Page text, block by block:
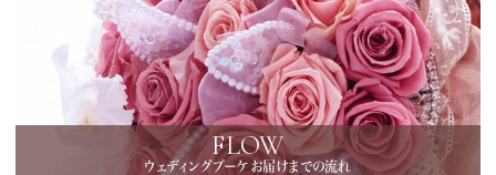
FLOW
ウェディングブーケお届けまでの流れ